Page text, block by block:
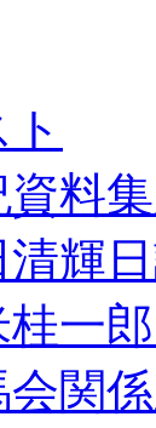
資料
清輝
桂一
会関